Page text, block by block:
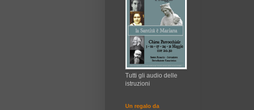
Tutti gli audio delle
istruzioni
Un regalo da